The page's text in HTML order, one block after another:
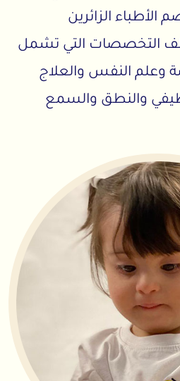
الزائرين
التخصصات التي تشمل
وعلم النفس والعلاج
والنطق والسمع